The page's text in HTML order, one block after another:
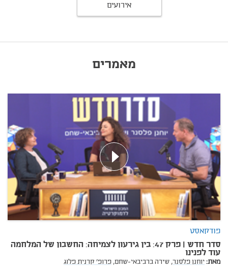
אירועים
מאמרים
פודקאסט
סדר חדש | פרק 47: בין גירעון לצמיחה: החשבון של המלחמה
עוד לפנינו
מאת:יוחנן פלסנר, שירה ברביבאי-שחם, פרופ' קרנית פלוג